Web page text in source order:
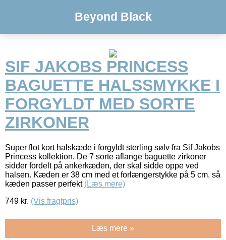
Beyond Black
SIF JAKOBS PRINCESS
BAGUETTE HALSSMYKKE I
FORGYLDT MED SORTE
ZIRKONER
Super flot kort halskæde i forgyldt sterling sølv fra Sif Jakobs
Princess kollektion. De 7 sorte aflange baguette zirkoner
sidder fordelt på ankerkæden, der skal sidde oppe ved
halsen. Kæden er 38 cm med et forlængerstykke på 5 cm, så
kæden passer perfekt (Læs mere)
749 kr. (Vis fragtpris)
Læs mere »